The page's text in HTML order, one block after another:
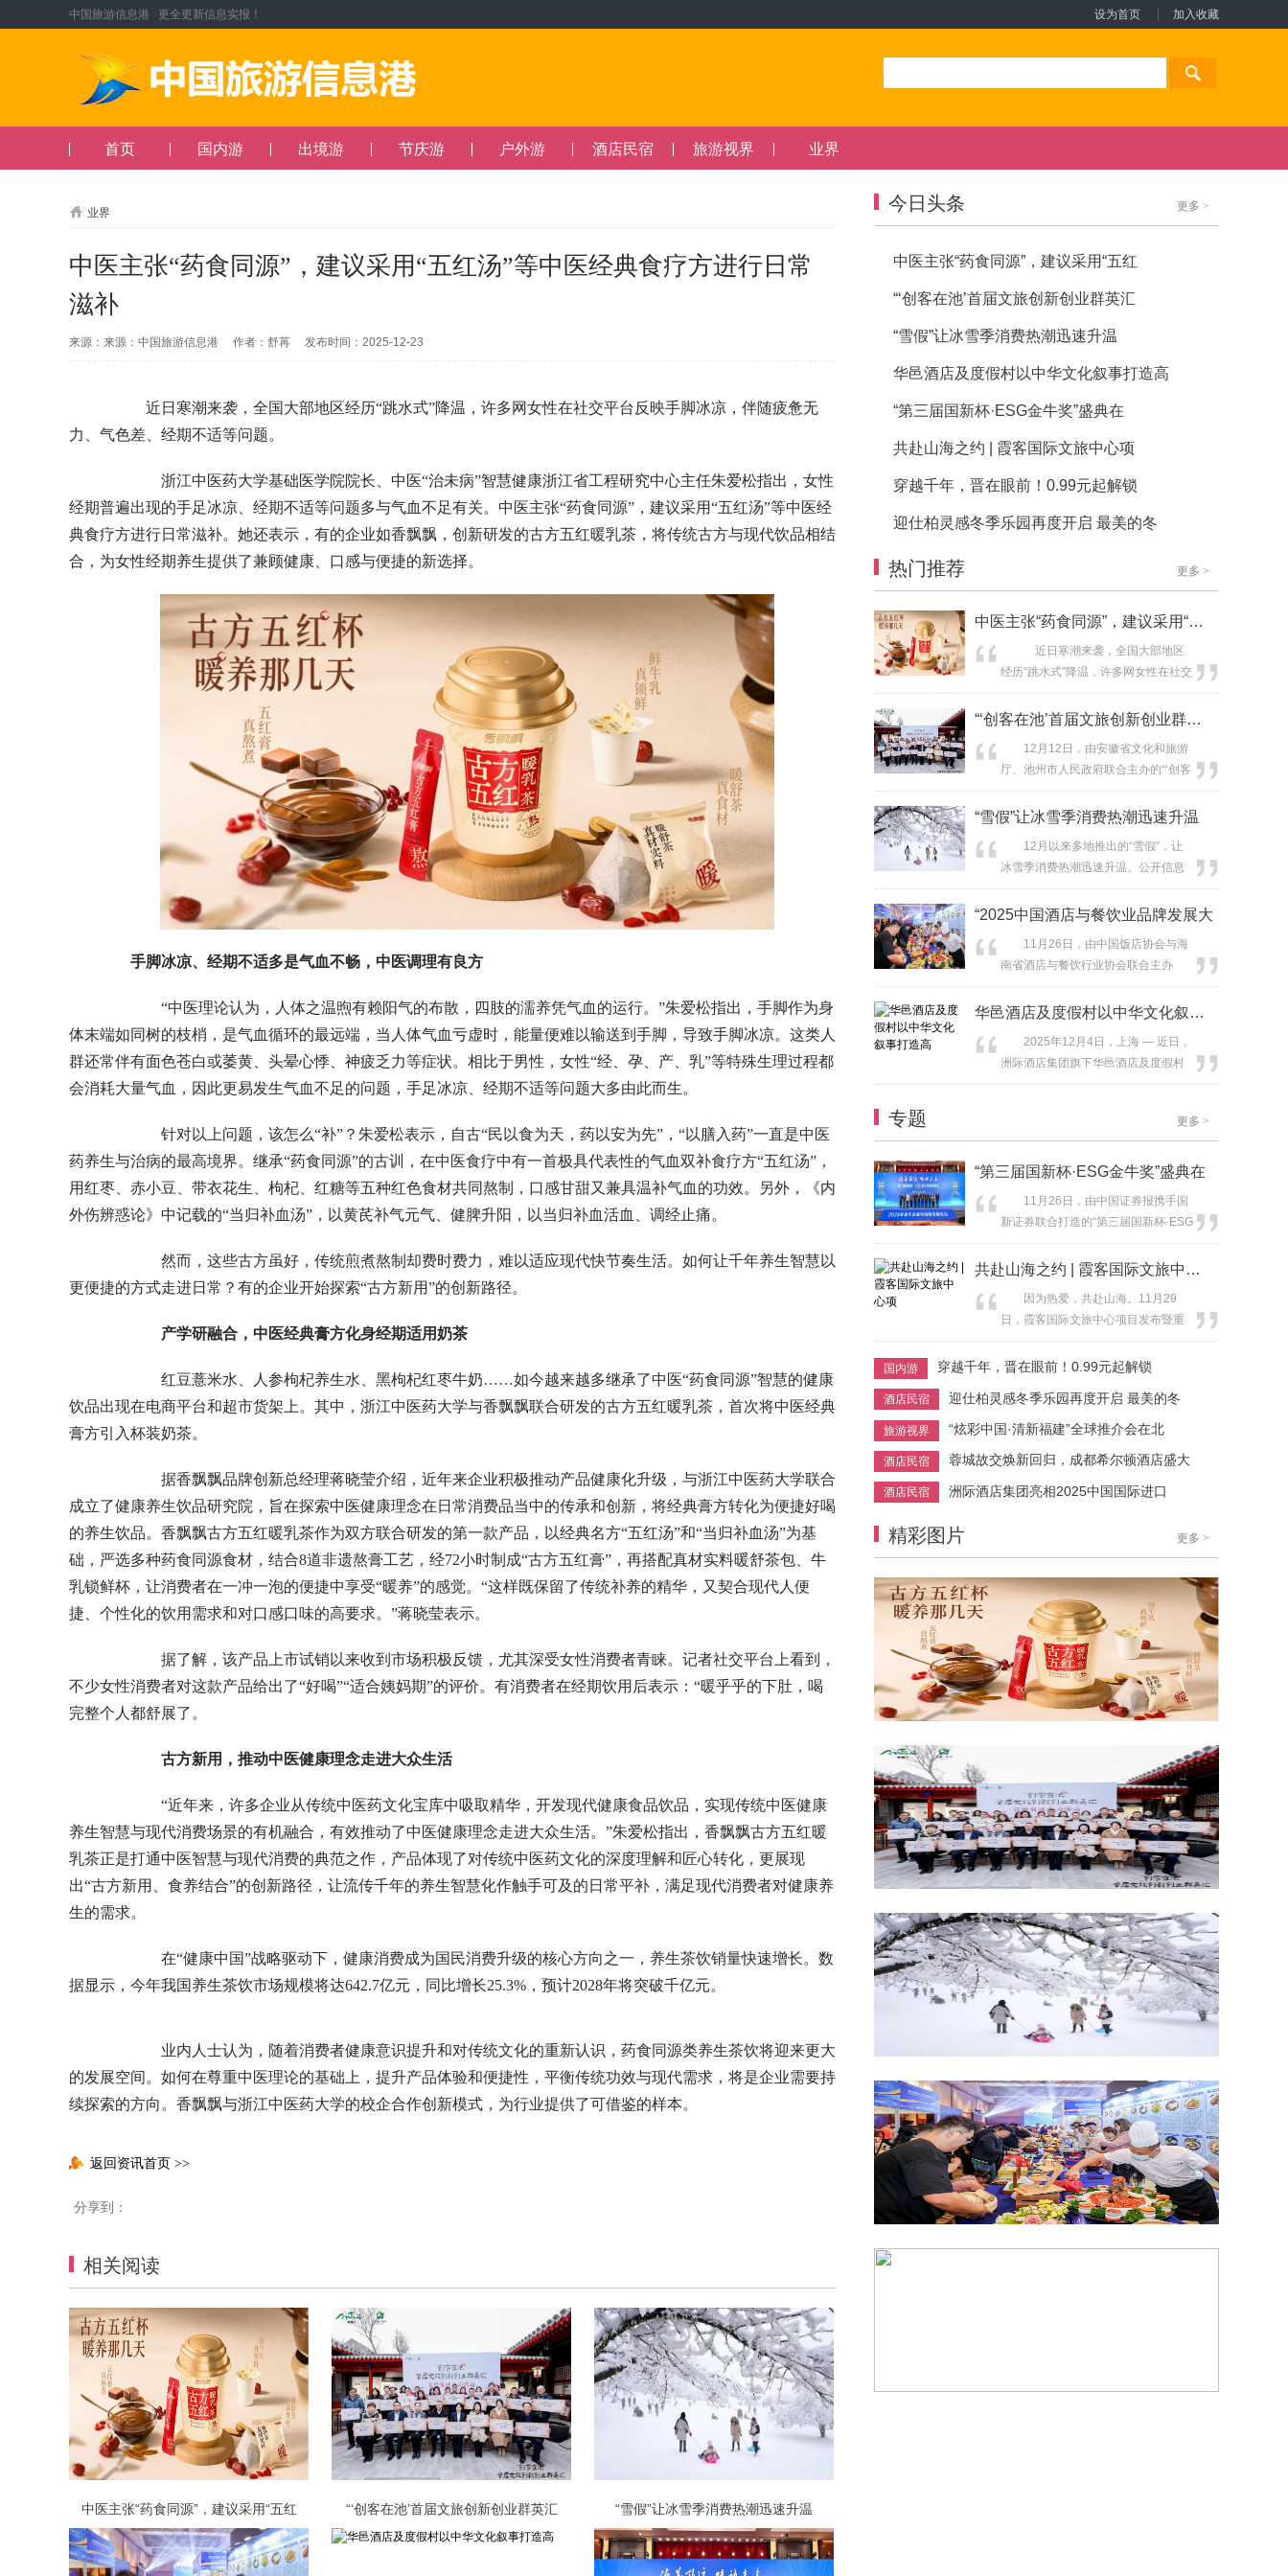
中国旅游信息港 更全更新信息实报！ 设为首页 加入收藏
首页 国内游 出境游 节庆游 户外游 酒店民宿 旅游视界 业界
业界
中医主张“药食同源”，建议采用“五红汤”等中医经典食疗方进行日常
滋补
来源：来源：中国旅游信息港 作者：舒苒 发布时间：2025-12-23
近日寒潮来袭，全国大部地区经历“跳水式”降温，许多网女性在社交平台反映手脚冰凉，伴随疲惫无
力、气色差、经期不适等问题。
浙江中医药大学基础医学院院长、中医“治未病”智慧健康浙江省工程研究中心主任朱爱松指出，女性
经期普遍出现的手足冰凉、经期不适等问题多与气血不足有关。中医主张“药食同源”，建议采用“五红汤”等中医经
典食疗方进行日常滋补。她还表示，有的企业如香飘飘，创新研发的古方五红暖乳茶，将传统古方与现代饮品相结
合，为女性经期养生提供了兼顾健康、口感与便捷的新选择。
手脚冰凉、经期不适多是气血不畅，中医调理有良方
“中医理论认为，人体之温煦有赖阳气的布散，四肢的濡养凭气血的运行。”朱爱松指出，手脚作为身
体末端如同树的枝梢，是气血循环的最远端，当人体气血亏虚时，能量便难以输送到手脚，导致手脚冰凉。这类人
群还常伴有面色苍白或萎黄、头晕心悸、神疲乏力等症状。相比于男性，女性“经、孕、产、乳”等特殊生理过程都
会消耗大量气血，因此更易发生气血不足的问题，手足冰凉、经期不适等问题大多由此而生。
针对以上问题，该怎么“补”？朱爱松表示，自古“民以食为天，药以安为先”，“以膳入药”一直是中医
药养生与治病的最高境界。继承“药食同源”的古训，在中医食疗中有一首极具代表性的气血双补食疗方“五红汤”，
用红枣、赤小豆、带衣花生、枸杞、红糖等五种红色食材共同熬制，口感甘甜又兼具温补气血的功效。另外，《内
外伤辨惑论》中记载的“当归补血汤”，以黄芪补气元气、健脾升阳，以当归补血活血、调经止痛。
然而，这些古方虽好，传统煎煮熬制却费时费力，难以适应现代快节奏生活。如何让千年养生智慧以
更便捷的方式走进日常？有的企业开始探索“古方新用”的创新路径。
产学研融合，中医经典膏方化身经期适用奶茶
红豆薏米水、人参枸杞养生水、黑枸杞红枣牛奶……如今越来越多继承了中医“药食同源”智慧的健康
饮品出现在电商平台和超市货架上。其中，浙江中医药大学与香飘飘联合研发的古方五红暖乳茶，首次将中医经典
膏方引入杯装奶茶。
据香飘飘品牌创新总经理蒋晓莹介绍，近年来企业积极推动产品健康化升级，与浙江中医药大学联合
成立了健康养生饮品研究院，旨在探索中医健康理念在日常消费品当中的传承和创新，将经典膏方转化为便捷好喝
的养生饮品。香飘飘古方五红暖乳茶作为双方联合研发的第一款产品，以经典名方“五红汤”和“当归补血汤”为基
础，严选多种药食同源食材，结合8道非遗熬膏工艺，经72小时制成“古方五红膏”，再搭配真材实料暖舒茶包、牛
乳锁鲜杯，让消费者在一冲一泡的便捷中享受“暖养”的感觉。“这样既保留了传统补养的精华，又契合现代人便
捷、个性化的饮用需求和对口感口味的高要求。”蒋晓莹表示。
据了解，该产品上市试销以来收到市场积极反馈，尤其深受女性消费者青睐。记者社交平台上看到，
不少女性消费者对这款产品给出了“好喝”“适合姨妈期”的评价。有消费者在经期饮用后表示：“暖乎乎的下肚，喝
完整个人都舒展了。
古方新用，推动中医健康理念走进大众生活
“近年来，许多企业从传统中医药文化宝库中吸取精华，开发现代健康食品饮品，实现传统中医健康
养生智慧与现代消费场景的有机融合，有效推动了中医健康理念走进大众生活。”朱爱松指出，香飘飘古方五红暖
乳茶正是打通中医智慧与现代消费的典范之作，产品体现了对传统中医药文化的深度理解和匠心转化，更展现
出“古方新用、食养结合”的创新路径，让流传千年的养生智慧化作触手可及的日常平补，满足现代消费者对健康养
生的需求。
在“健康中国”战略驱动下，健康消费成为国民消费升级的核心方向之一，养生茶饮销量快速增长。数
据显示，今年我国养生茶饮市场规模将达642.7亿元，同比增长25.3%，预计2028年将突破千亿元。
业内人士认为，随着消费者健康意识提升和对传统文化的重新认识，药食同源类养生茶饮将迎来更大
的发展空间。如何在尊重中医理论的基础上，提升产品体验和便捷性，平衡传统功效与现代需求，将是企业需要持
续探索的方向。香飘飘与浙江中医药大学的校企合作创新模式，为行业提供了可借鉴的样本。
返回资讯首页 >>
分享到：
相关阅读
中医主张“药食同源”，建议采用“五红 “‘创客在池’首届文旅创新创业群英汇 “雪假”让冰雪季消费热潮迅速升温
今日头条 更多 >
中医主张“药食同源”，建议采用“五红
“‘创客在池’首届文旅创新创业群英汇
“雪假”让冰雪季消费热潮迅速升温
华邑酒店及度假村以中华文化叙事打造高
“第三届国新杯·ESG金牛奖”盛典在
共赴山海之约 | 霞客国际文旅中心项
穿越千年，晋在眼前！0.99元起解锁
迎仕柏灵感冬季乐园再度开启 最美的冬
热门推荐 更多 >
中医主张“药食同源”，建议采用“五红
近日寒潮来袭，全国大部地区
经历“跳水式”降温，许多网女性在社交
平台反映手脚冰凉，伴随疲惫无力、
气色差、经期不适等问题。
医“治未病”智慧健康浙江省工程研究中
心主任朱爱松指出，女性经期普遍出
气血不足有关。中医主张“药食同
源”，...
“‘创客在池’首届文旅创新创业群英汇
12月12日，由安徽省文化和旅游
厅、池州市人民政府联合主办的“‘创客
在池’首届文旅创新创业群英汇”启动活
动在京沪两地举行。池州市政府、市
处、市文化和旅游局有关负责同志出
席活动。中国旅游协会、全国工商联
化促进会文旅创新工作委员会、长三
“雪假”让冰雪季消费热潮迅速升温
12月以来多地推出的“雪假”，让
冰雪季消费热潮迅速升温。公开信息
显示，新疆乌鲁木齐市、阿勒泰地区
等地“雪假”时间为12月1日至5日，加
天。12月3日至7日，吉林省也迎来首
个“冰雪假期”。多地还推出门票减免、
事，鼓励亲子家庭走出家门共...
“2025中国酒店与餐饮业品牌发展大
11月26日，由中国饭店协会与海
南省酒店与餐饮行业协会联合主办
的“2025中国酒店与餐饮业品牌发展大
会”在三亚开幕。大会以“绿色领跑 数
促进住宿业高质量发展的指导意见》
等政策精神，聚焦行业品质化、智慧
华邑酒店及度假村以中华文化叙事打造高
2025年12月4日，上海 — 近日，
洲际酒店集团旗下华邑酒店及度假村
于深圳宝安京基华邑酒店成功举办“风
来宾在品牌2.0版本旗舰酒店中沉浸式
融合，共同探索高端酒店投资的新机
华满座 邑聚鹏...
专题 更多 >
“第三届国新杯·ESG金牛奖”盛典在
11月26日，由中国证券报携手国
新证券联合打造的“第三届国新杯·ESG
金牛奖”盛典在苏州隆重举行，该盛典
旨在致敬ESG实践引领者。作为坚果
凭借在环境、社会及公司治理
（ESG）领域的突出成果，蝉联“ESG
司可持续发展能力获得资本市场...
共赴山海之约 | 霞客国际文旅中心项
因为热爱，共赴山海。11月29
日，霞客国际文旅中心项目发布暨重
点合作签约盛典在徐霞客故居举行。
来自文化、科技、时尚、生活等领域
聚江阴，共同见证这一长三角文旅新
地标的启航时刻。 江阴市委副书
市领导尹志华、金丹菁、钱晴、谢映
军参加...
国内游 穿越千年，晋在眼前！0.99元起解锁
酒店民宿 迎仕柏灵感冬季乐园再度开启 最美的冬
旅游视界 “炫彩中国·清新福建”全球推介会在北
酒店民宿 蓉城故交焕新回归，成都希尔顿酒店盛大
酒店民宿 洲际酒店集团亮相2025中国国际进口
精彩图片 更多 >